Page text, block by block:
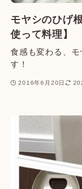
モヤシのひげ
使って料理】
食感も変わる、
す！
2016年6月20日